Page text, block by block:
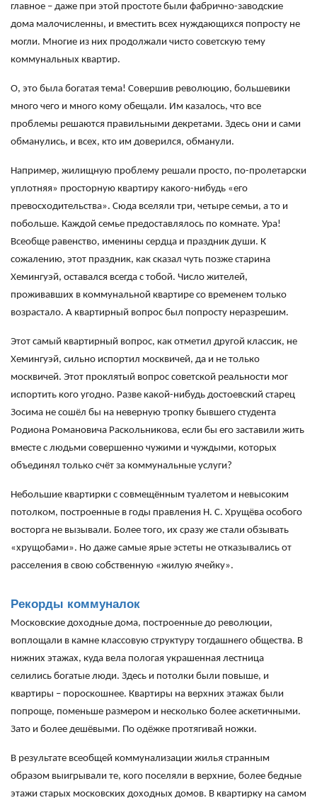
главное – даже при этой простоте были фабрично-заводские
дома малочисленны, и вместить всех нуждающихся попросту не
могли. Многие из них продолжали чисто советскую тему
коммунальных квартир.
О, это была богатая тема! Совершив революцию, большевики
много чего и много кому обещали. Им казалось, что все
проблемы решаются правильными декретами. Здесь они и сами
обманулись, и всех, кто им доверился, обманули.
Например, жилищную проблему решали просто, по-пролетарски
уплотняя» просторную квартиру какого-нибудь «его
превосходительства». Сюда вселяли три, четыре семьи, а то и
побольше. Каждой семье предоставлялось по комнате. Ура!
Всеобще равенство, именины сердца и праздник души. К
сожалению, этот праздник, как сказал чуть позже старина
Хемингуэй, оставался всегда с тобой. Число жителей,
проживавших в коммунальной квартире со временем только
возрастало. А квартирный вопрос был попросту неразрешим.
Этот самый квартирный вопрос, как отметил другой классик, не
Хемингуэй, сильно испортил москвичей, да и не только
москвичей. Этот проклятый вопрос советской реальности мог
испортить кого угодно. Разве какой-нибудь достоевский старец
Зосима не сошёл бы на неверную тропку бывшего студента
Родиона Романовича Раскольникова, если бы его заставили жить
вместе с людьми совершенно чужими и чуждыми, которых
объединял только счёт за коммунальные услуги?
Небольшие квартирки с совмещённым туалетом и невысоким
потолком, построенные в годы правления Н. С. Хрущёва особого
восторга не вызывали. Более того, их сразу же стали обзывать
«хрущобами». Но даже самые ярые эстеты не отказывались от
расселения в свою собственную «жилую ячейку».
Рекорды коммуналок
Московские доходные дома, построенные до революции,
воплощали в камне классовую структуру тогдашнего общества. В
нижних этажах, куда вела пологая украшенная лестница
селились богатые люди. Здесь и потолки были повыше, и
квартиры – пороскошнее. Квартиры на верхних этажах были
попроще, поменьше размером и несколько более аскетичными.
Зато и более дешёвыми. По одёжке протягивай ножки.
В результате всеобщей коммунализации жилья странным
образом выигрывали те, кого поселяли в верхние, более бедные
этажи старых московских доходных домов. В квартирку на самом